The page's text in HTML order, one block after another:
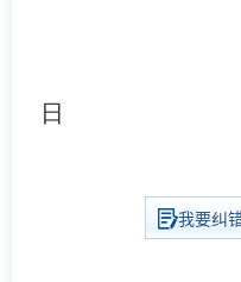
2025
日
我要纠